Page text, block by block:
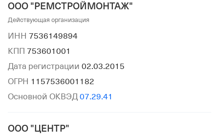
ООО "РЕМСТРОЙМОНТАЖ"
Действующая организация
ИНН 7536149894
КПП 753601001
Дата регистрации 02.03.2015
ОГРН 1157536001182
Основной ОКВЭД 07.29.41
ООО "ЦЕНТР"